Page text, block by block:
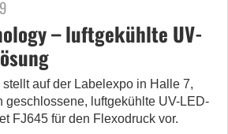
– luftgekühlte UV-
auf der Labelexpo in Halle 7,
geschlossene, luftgekühlte UV-LED-
FJ645 für den Flexodruck vor.